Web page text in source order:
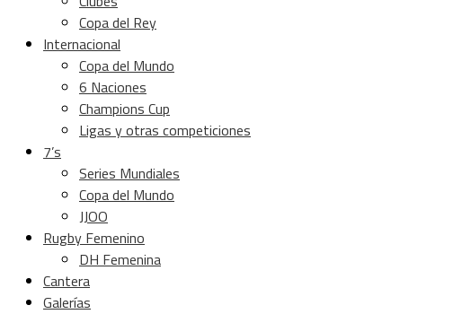
Copa del Rey
Internacional
Copa del Mundo
6 Naciones
Champions Cup
Ligas y otras competiciones
7’s
Series Mundiales
Copa del Mundo
JJOO
Rugby Femenino
DH Femenina
Cantera
Galerías